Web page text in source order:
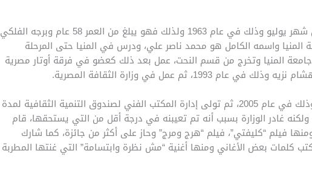
ولد الإعلامي محمد ناصر في السابع من شهر يوليو وذلك في عام 1963 ولذلك فهو يبلغ من العمر 58 عام وبرجه الفلكي
واسمه الكامل هو محمد ناصر علي، ودرس في المنيا حتى المرحلة
جامعة المنيا وتخرج من قسم النحت، عمل بعد ذلك كعضو في فرقة أوتار مصرية
ثم عمل في وزارة الثقافة المصرية.
تولى بعد ذلك إدارة قصر ثقافة أكتوبر وذلك في عام 2005، ثم تولى إدارة المكتب الفني لصندوق التنمية الثقافية لمدة
سنوات وذلك حتى نهاية عام 2013، ولكنه غادر الوزارة بسبب أنه تم تعيبنه في درجة أقل من التي يستحقها، قام
فيلم “كليفتي”، فيلم “هرج ومرج” وحاز على أكثر من جائزة، كما شارك
كلمات بعض الأغاني ومنها أغنية “مش نظرة وابتسامة” التي غنتها المطربة